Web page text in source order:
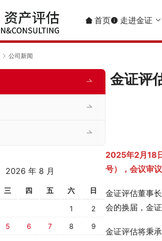
首页 走进金证
公司新闻
金证评
2025年2月18
号），会议审
金证评估董事
会的换届，金
金证评估将秉
2026 年 8 月
三 四 五 六 日
1 2
5 6 7 8 9